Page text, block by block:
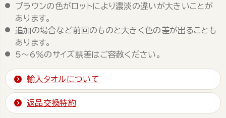
ブラウンの色がロットにより濃淡の違いが大きいことが
あります。
追加の場合など前回のものと大きく色の差が出ることも
あります。
5～6％のサイズ誤差はご容赦ください。
輸入タオルについて
返品交換特約